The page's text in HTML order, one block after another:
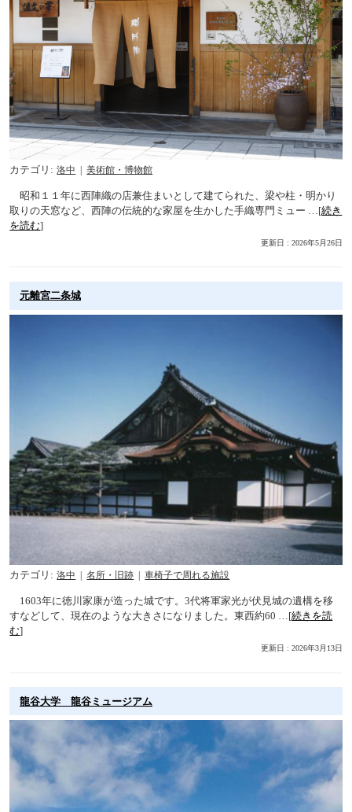
カテゴリ 洛中 美術館・博物館
昭和１１年に西陣織の店兼住まいとして建てられた、梁や柱・明かり
取りの天窓など、西陣の伝統的な家屋を生かした手織専門ミュー …[続き
を読む]
更新日 : 2026年5月26日
元離宮二条城
カテゴリ 洛中 名所・旧跡 車椅子で周れる施設
1603年に徳川家康が造った城です。3代将軍家光が伏見城の遺構を移
すなどして、現在のような大きさになりました。東西約60 …[続きを読
む]
更新日 : 2026年3月13日
龍谷大学 龍谷ミュージアム